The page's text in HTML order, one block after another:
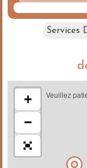
Services
Veuillez
+
−